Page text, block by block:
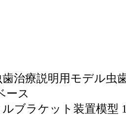
治療説明用モデル虫
ース
ブラケット装置模型